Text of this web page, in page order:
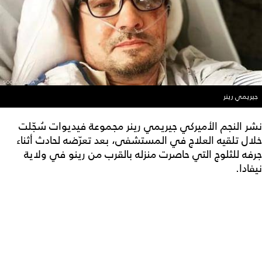
جيريمي رينر
نشر النجم الأميركي جيريمي رينر مجموعة فيديوات سُجّلت
خلال تلقيه العلاج في المستشفى، بعد تعرّضه لحادث أثناء
جرفه للثلوج التي حاصرت منزله بالقرب من رينو في ولاية
نيفادا.